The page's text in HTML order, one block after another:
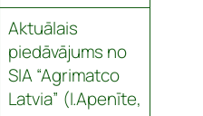
Aktuālais
piedāvājums no
SIA “Agrimatco
Latvia” (I.Apenīte,